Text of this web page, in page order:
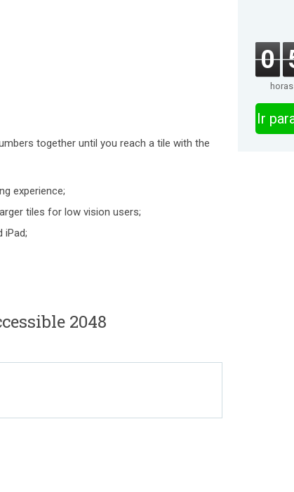
together until you reach a tile with the
experience;
tiles for low vision users;
iPad;
2048
0
horas
Ir